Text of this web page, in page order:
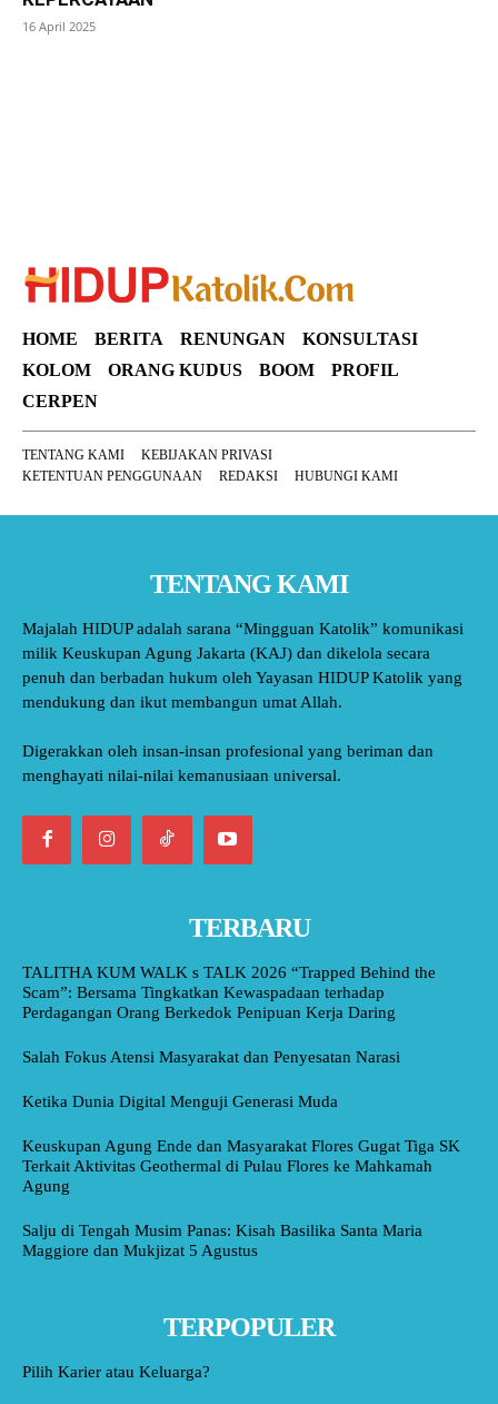
16 April 2025
HOME BERITA RENUNGAN
KONSULTASI
KOLOM
ORANG KUDUS BOOM
PROFIL
CERPEN
TENTANG KAMI
KEBIJAKAN PRIVASI
KETENTUAN PENGGUNAAN
REDAKSI HUBUNGI KAMI
TENTANG KAMI
Majalah HIDUP adalah sarana “Mingguan Katolik” komunikasi
milik Keuskupan Agung Jakarta (KAJ) dan dikelola secara
penuh dan berbadan hukum oleh Yayasan HIDUP Katolik yang
mendukung dan ikut membangun umat Allah.
Digerakkan oleh insan-insan profesional yang beriman dan
menghayati nilai-nilai kemanusiaan universal.
TERBARU
TALITHA KUM WALK s TALK 2026 “Trapped Behind the
Scam”: Bersama Tingkatkan Kewaspadaan terhadap
Perdagangan Orang Berkedok Penipuan Kerja Daring
Salah Fokus Atensi Masyarakat dan Penyesatan Narasi
Ketika Dunia Digital Menguji Generasi Muda
Keuskupan Agung Ende dan Masyarakat Flores Gugat Tiga SK
Terkait Aktivitas Geothermal di Pulau Flores ke Mahkamah
Agung
Salju di Tengah Musim Panas: Kisah Basilika Santa Maria
Maggiore dan Mukjizat 5 Agustus
TERPOPULER
Pilih Karier atau Keluarga?